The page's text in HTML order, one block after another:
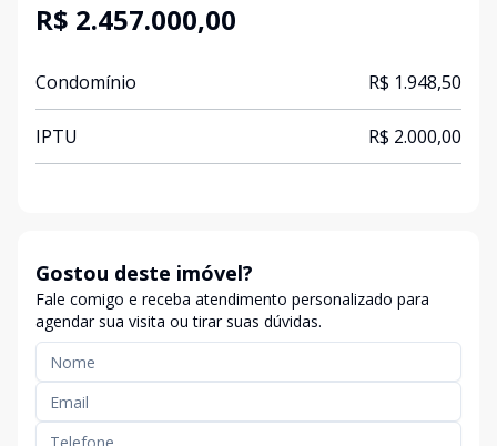
R$ 2.457.000,00
Condomínio R$ 1.948,50
IPTU R$ 2.000,00
Gostou deste imóvel?
Fale comigo e receba atendimento personalizado para
agendar sua visita ou tirar suas dúvidas.